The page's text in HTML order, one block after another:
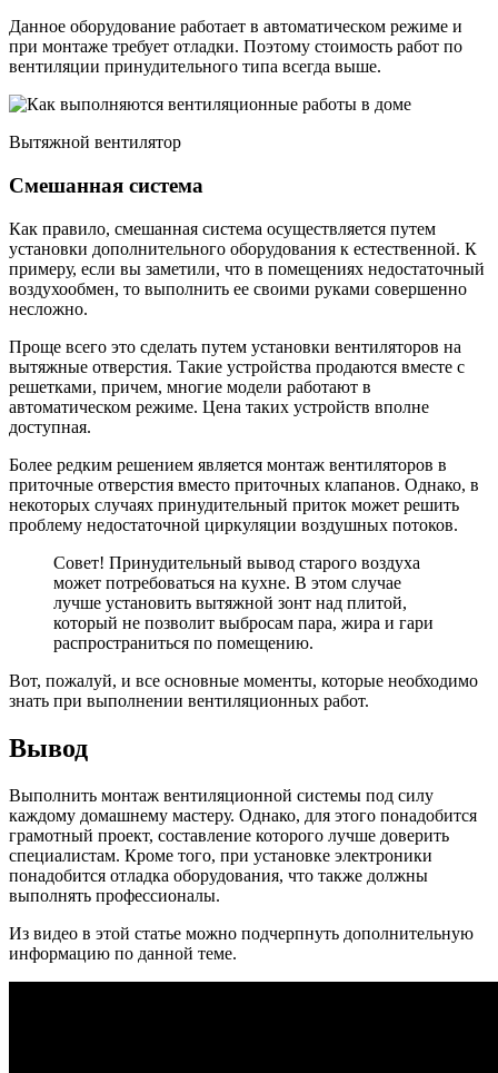
Данное оборудование работает в автоматическом режиме и
при монтаже требует отладки. Поэтому стоимость работ по
вентиляции принудительного типа всегда выше.
Вытяжной вентилятор
Смешанная система
Как правило, смешанная система осуществляется путем
установки дополнительного оборудования к естественной. К
примеру, если вы заметили, что в помещениях недостаточный
воздухообмен, то выполнить ее своими руками совершенно
несложно.
Проще всего это сделать путем установки вентиляторов на
вытяжные отверстия. Такие устройства продаются вместе с
решетками, причем, многие модели работают в
автоматическом режиме. Цена таких устройств вполне
доступная.
Более редким решением является монтаж вентиляторов в
приточные отверстия вместо приточных клапанов. Однако, в
некоторых случаях принудительный приток может решить
проблему недостаточной циркуляции воздушных потоков.
Совет! Принудительный вывод старого воздуха
может потребоваться на кухне. В этом случае
лучше установить вытяжной зонт над плитой,
который не позволит выбросам пара, жира и гари
распространиться по помещению.
Вот, пожалуй, и все основные моменты, которые необходимо
знать при выполнении вентиляционных работ.
Вывод
Выполнить монтаж вентиляционной системы под силу
каждому домашнему мастеру. Однако, для этого понадобится
грамотный проект, составление которого лучше доверить
специалистам. Кроме того, при установке электроники
понадобится отладка оборудования, что также должны
выполнять профессионалы.
Из видео в этой статье можно подчерпнуть дополнительную
информацию по данной теме.